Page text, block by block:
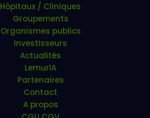
Hôpitaux / Cliniques
Groupements
Organismes publics
Investisseurs
Actualités
LemurIA
Partenaires
Contact
A propos